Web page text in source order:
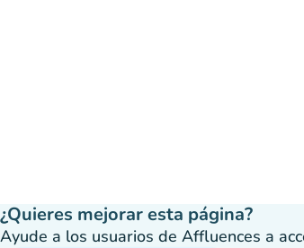
¿Quieres mejorar esta página?
Ayude a los usuarios de Affluences a